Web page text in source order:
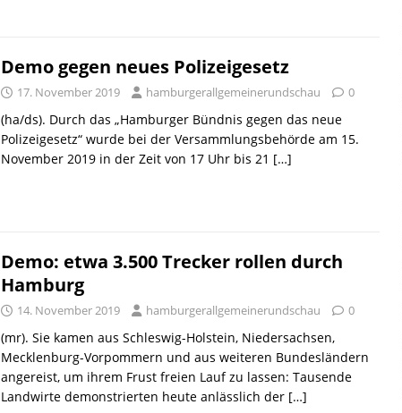
Demo gegen neues Polizeigesetz
17. November 2019 hamburgerallgemeinerundschau 0
(ha/ds). Durch das „Hamburger Bündnis gegen das neue
Polizeigesetz“ wurde bei der Versammlungsbehörde am 15.
November 2019 in der Zeit von 17 Uhr bis 21 […]
Demo: etwa 3.500 Trecker rollen durch
Hamburg
14. November 2019 hamburgerallgemeinerundschau 0
(mr). Sie kamen aus Schleswig-Holstein, Niedersachsen,
Mecklenburg-Vorpommern und aus weiteren Bundesländern
angereist, um ihrem Frust freien Lauf zu lassen: Tausende
Landwirte demonstrierten heute anlässlich der […]